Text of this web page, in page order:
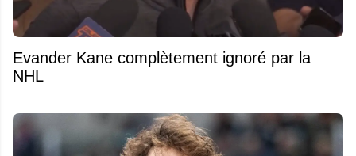
Evander Kane complètement ignoré par la
NHL